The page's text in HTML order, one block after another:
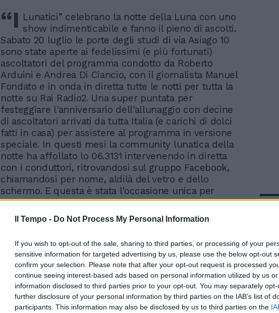
Il Tempo - Do Not Process My Personal Information
If you wish to opt-out of the sale, sharing to third parties, or processing of your
sensitive information for targeted advertising by us, please use the below opt-out
confirm your selection. Please note that after your opt-out request is processed
continue seeing interest-based ads based on personal information utilized by us
information disclosed to third parties prior to your opt-out. You may separately
further disclosure of your personal information by third parties on the IAB’s list of
participants. This information may also be disclosed by us to third parties on the
“I Lunatici” celebrano la notte della Luna con uno
show indimenticabile e fanno il pieno di ascolti.
Sabato 20 luglio le porte degli studi di via Asiago 10
sono state aperte ai fedelissimi (e più fortunati)
ascoltatori del programma condotto da Roberto
Arduini e Andrea Di Ciancio, con il giornalista Manuel
Fondato e in onda in diretta tutte le notti per tutta la
notte su Rai Radio2. Una super puntata per
festeggiare l'anniversario dell'allunaggio con decine
di ascoltatori arrivati da tutta Italia (e carichi di dolci
fatti in casa) per assistere al programma in versione
speciale. In questi mesi la community lunatica della
notte ha affollato lo 06.3131 intervenendo in diretta
con i conduttori, ritrovandosi sul gruppo Facebook,
chiamandosi per nome, aldilà del vetro e dello
schermo. E questa è stata l'occasione unica per
conoscersi davvero.
In